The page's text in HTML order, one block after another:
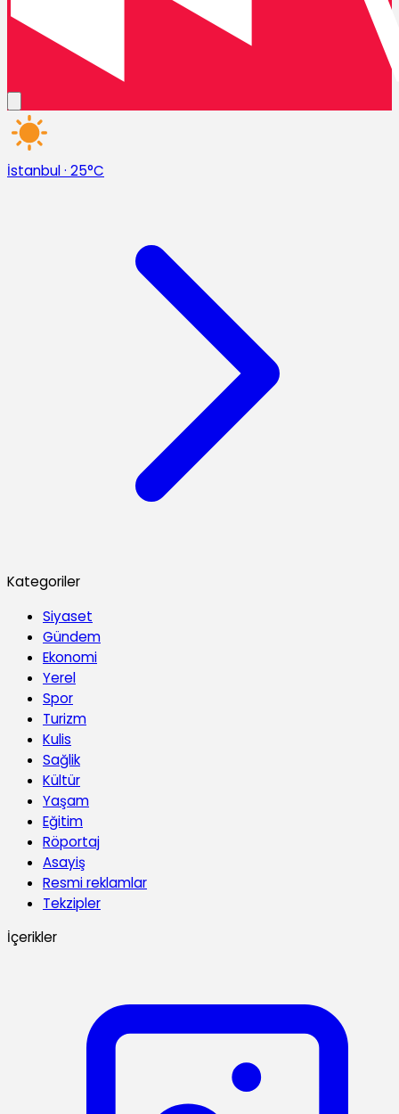
İstanbul· 25°C
Kategoriler
Siyaset
Gündem
Ekonomi
Yerel
Spor
Turizm
Kulis
Sağlik
Kültür
Yaşam
Eğitim
Röportaj
Asayiş
Resmi reklamlar
Tekzipler
İçerikler